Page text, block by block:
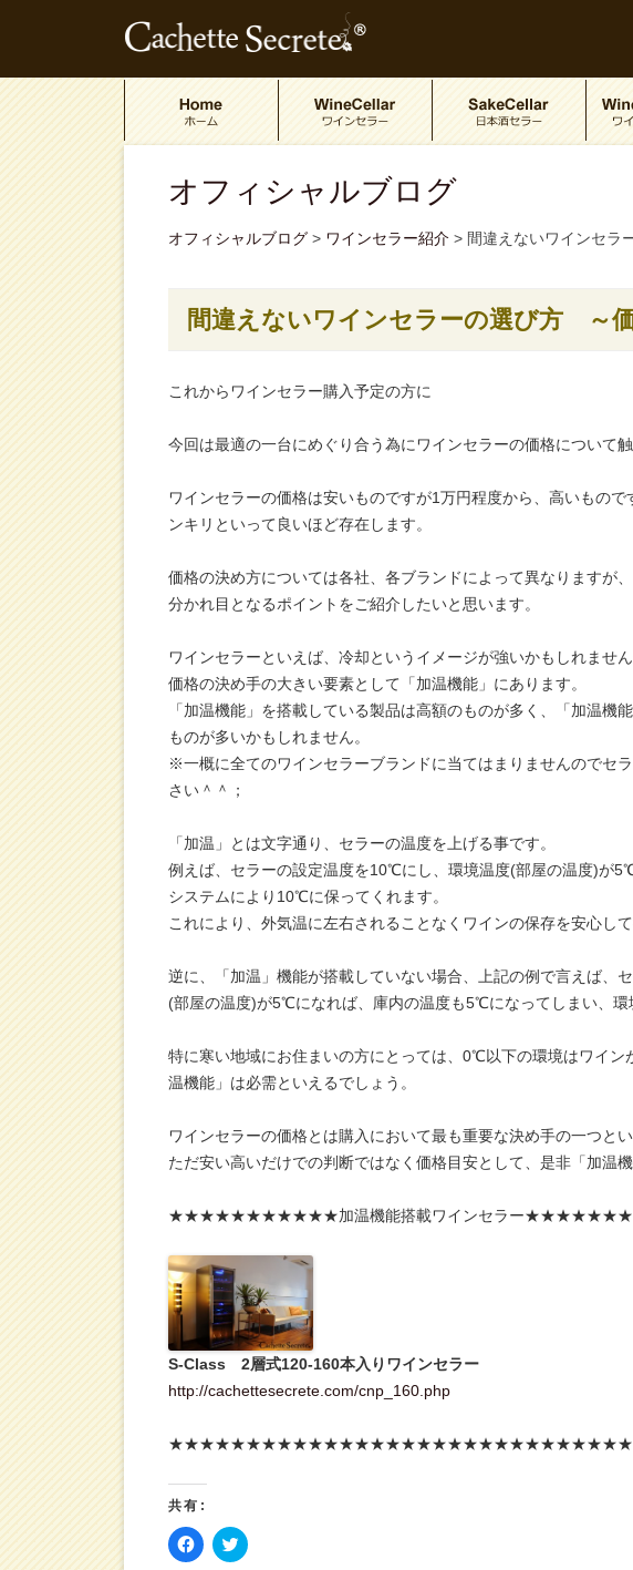
オフィシャルブログ
オフィシャルブログ > ワインセラー紹介 > 間違えないワインセ
間違えないワインセラーの選び方 ～
これからワインセラー購入予定の方に
今回は最適の一台にめぐり合う為にワインセラーの価格について触
ワインセラーの価格は安いものですが1万円程度から、高いもの
ンキリといって良いほど存在します。
価格の決め方については各社、各ブランドによって異なりますが
分かれ目となるポイントをご紹介したいと思います。
ワインセラーといえば、冷却というイメージが強いかもしれませ
価格の決め手の大きい要素として「加温機能」にあります。
「加温機能」を搭載している製品は高額のものが多く、「加温機
ものが多いかもしれません。
※一概に全てのワインセラーブランドに当てはまりませんのでセ
さい＾＾；
「加温」とは文字通り、セラーの温度を上げる事です。
例えば、セラーの設定温度を10℃にし、環境温度(部屋の温度)が
システムにより10℃に保ってくれます。
これにより、外気温に左右されることなくワインの保存を安心し
逆に、「加温」機能が搭載していない場合、上記の例で言えば、
(部屋の温度)が5℃になれば、庫内の温度も5℃になってしまい、環
特に寒い地域にお住まいの方にとっては、0℃以下の環境はワイン
温機能」は必需といえるでしょう。
ワインセラーの価格とは購入において最も重要な決め手の一つと
ただ安い高いだけでの判断ではなく価格目安として、是非「加温
★★★★★★★★★★★加温機能搭載ワインセラー
S-Class 2層式120-160本入りワインセラー
http://cachettesecrete.com/cnp_160.php
共有:
F
a
ク
リ